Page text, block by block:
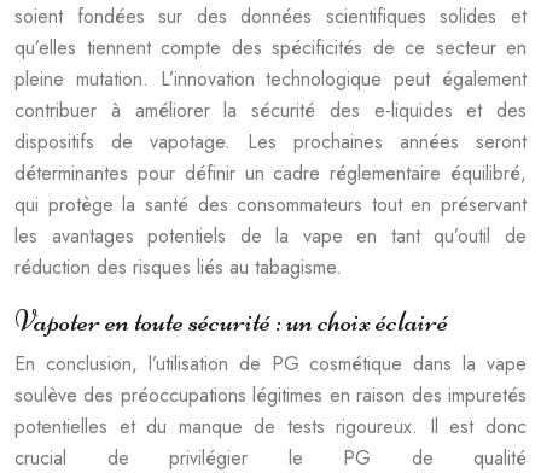
soient fondées sur des données scientifiques solides et
qu’elles tiennent compte des spécificités de ce secteur en
pleine mutation. L’innovation technologique peut également
contribuer à améliorer la sécurité des e-liquides et des
dispositifs de vapotage. Les prochaines années seront
déterminantes pour définir un cadre réglementaire équilibré,
qui protège la santé des consommateurs tout en préservant
les avantages potentiels de la vape en tant qu’outil de
réduction des risques liés au tabagisme.
Vapoter en toute sécurité : un choix éclairé
En conclusion, l’utilisation de PG cosmétique dans la vape
soulève des préoccupations légitimes en raison des impuretés
potentielles et du manque de tests rigoureux. Il est donc
crucial de privilégier le PG de qualité